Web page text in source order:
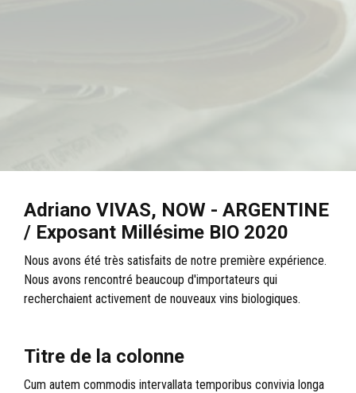
Adriano VIVAS, NOW - ARGENTINE
/ Exposant Millésime BIO 2020
Nous avons été très satisfaits de notre première expérience.
Nous avons rencontré beaucoup d'importateurs qui
recherchaient activement de nouveaux vins biologiques.
Titre de la colonne
Cum autem commodis intervallata temporibus convivia longa